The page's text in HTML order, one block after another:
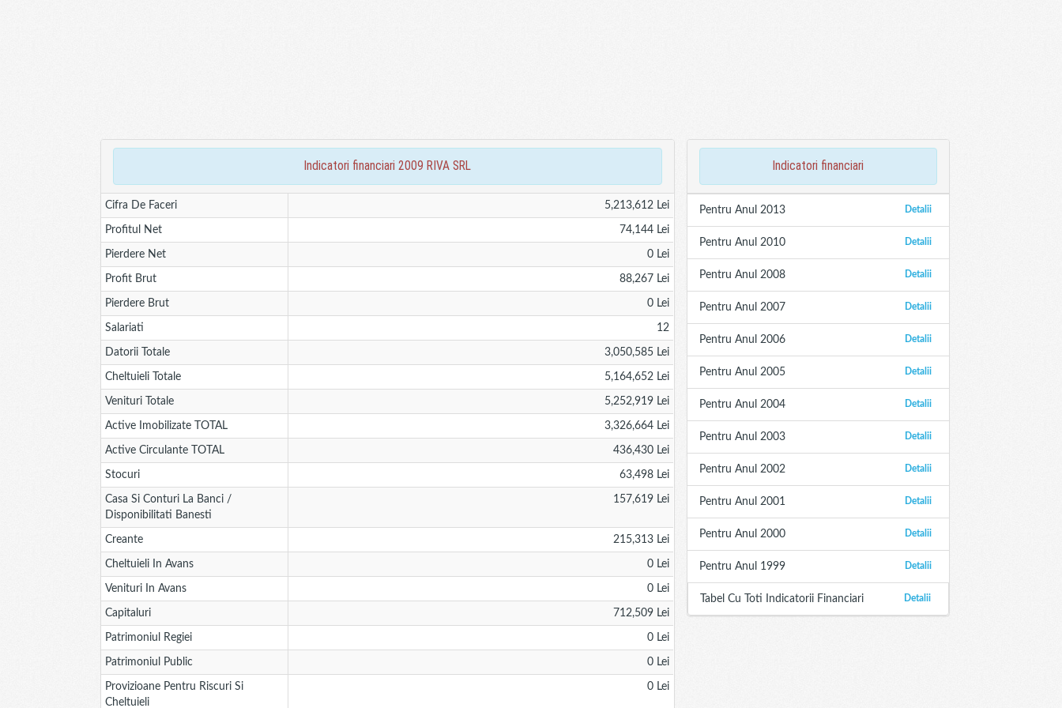
indicatori financiari 2009 RIVA SRL
Cifra De Faceri 5,213,612 Lei
Profitul Net 74,144 Lei
Pierdere Net 0 Lei
Profit Brut 88,267 Lei
Pierdere Brut 0 Lei
Salariati 12
Datorii Totale 3,050,585 Lei
Cheltuieli Totale 5,164,652 Lei
Venituri Totale 5,252,919 Lei
Active Imobilizate TOTAL 3,326,664 Lei
Active Circulante TOTAL 436,430 Lei
Stocuri 63,498 Lei
Casa Si Conturi La Banci /
Disponibilitati Banesti
157,619 Lei
Creante 215,313 Lei
Cheltuieli In Avans 0 Lei
Venituri In Avans 0 Lei
Capitaluri 712,509 Lei
Patrimoniul Regiei 0 Lei
Patrimoniul Public 0 Lei
Provizioane Pentru Riscuri Si
Cheltuieli
0 Lei
indicatori financiari
Detalii
Pentru Anul 2013
Detalii
Pentru Anul 2010
Detalii
Pentru Anul 2008
Detalii
Pentru Anul 2007
Detalii
Pentru Anul 2006
Detalii
Pentru Anul 2005
Detalii
Pentru Anul 2004
Detalii
Pentru Anul 2003
Detalii
Pentru Anul 2002
Detalii
Pentru Anul 2001
Detalii
Pentru Anul 2000
Detalii
Pentru Anul 1999
Detalii
Tabel Cu Toti Indicatorii Financiari